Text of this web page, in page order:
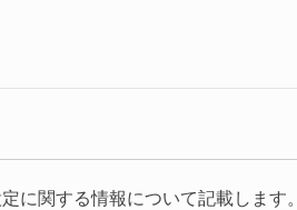
に関する情報について記載します。